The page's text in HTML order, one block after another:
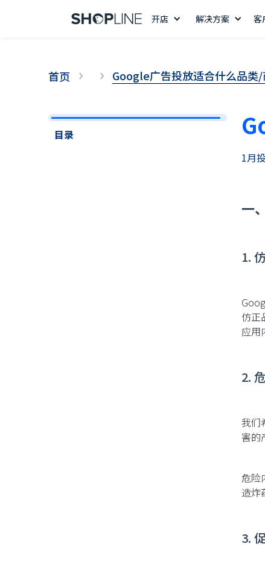
开店 解决方案 客
首页 Google广告投放适合什么品类/
目录
1月
一、
1.
仿正
应用
2.
我们
害的
危险
造炸
3.